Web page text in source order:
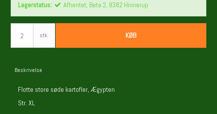
Lagerstatus: Afhentet, Beta 2, 8382 Hinnerup
stk. KØB
Beskrivelse
Flotte store søde kartofler, Ægypten
Str. XL